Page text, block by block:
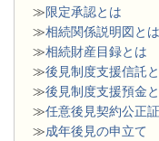
≫限定承認とは
≫相続関係説明図とは
≫相続財産目録とは
≫後見制度支援信託
≫後見制度支援預金
≫任意後見契約公正
≫成年後見の申立て